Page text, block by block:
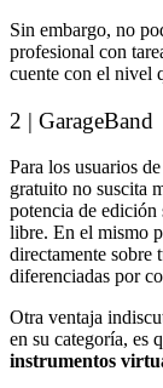
Sin embargo, no
profesional con
cuente con el nivel
2 | GarageBand
Para los usuarios
gratuito no suscita
potencia de edición
libre. En el mismo
directamente sobre
diferenciadas por
Otra ventaja
en su categoría, es
instrumentos